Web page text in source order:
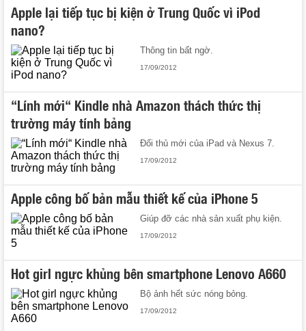
Apple lại tiếp tục bị kiện ở Trung Quốc vì iPod
nano?
Thông tin bất ngờ.
17/09/2012
“Lính mới“ Kindle nhà Amazon thách thức thị
trường máy tính bảng
Đối thủ mới của iPad và Nexus 7.
17/09/2012
Apple công bố bản mẫu thiết kế của iPhone 5
Giúp đỡ các nhà sản xuất phụ kiện.
17/09/2012
Hot girl ngực khủng bên smartphone Lenovo A660
Bộ ảnh hết sức nóng bỏng.
17/09/2012